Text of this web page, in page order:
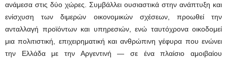
ανάμεσα στις δύο χώρες. Συμβάλλει ουσιαστικά στην ανάπτυξη και
ενίσχυση των διμερών οικονομικών σχέσεων, προωθεί την
ανταλλαγή προϊόντων και υπηρεσιών, ενώ ταυτόχρονα οικοδομεί
μια πολιτιστική, επιχειρηματική και ανθρώπινη γέφυρα που ενώνει
την Ελλάδα με την Αργεντινή — σε ένα πλαίσιο αμοιβαίου